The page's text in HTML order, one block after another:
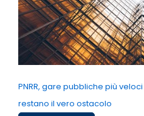
PNRR, gare pubbliche più
restano il vero ostacolo